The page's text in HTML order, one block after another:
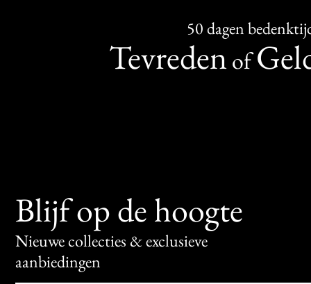
50 dagen
Tevredenof
Blijf op de hoogte
Nieuwe collecties & exclusieve
aanbiedingen